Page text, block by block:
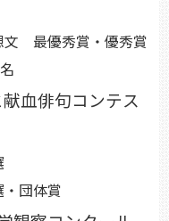
文 最優秀賞・優秀賞
血俳句コンテス
団体賞